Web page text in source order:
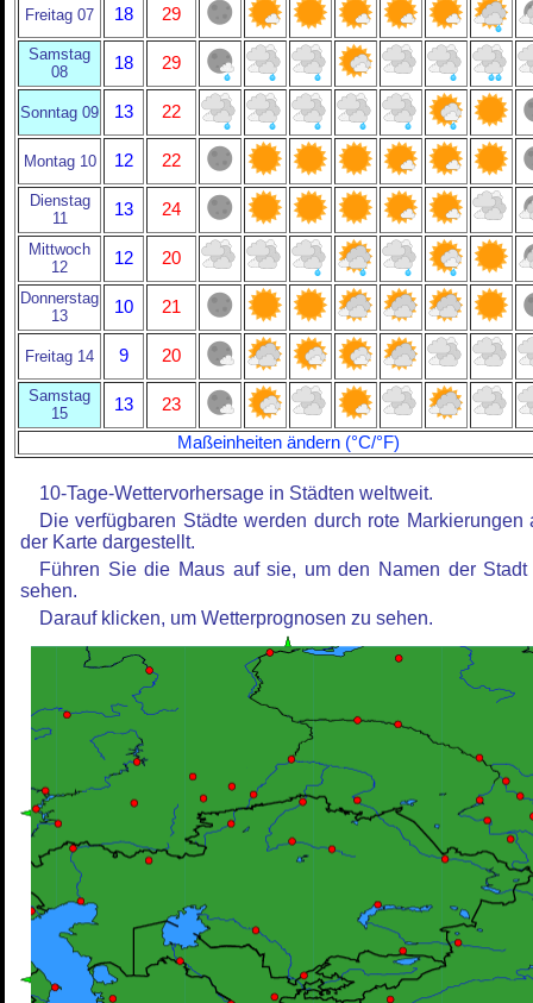
Freitag 07 18 29
Samstag
08
18 29
Sonntag 09 13 22
Montag 10 12 22
Dienstag
11
13 24
Mittwoch
12
12 20
Donnerstag
13
10 21
Freitag 14 9 20
Samstag
15
13
23
Maßeinheiten ändern (°C/°F)
10-Tage-Wettervorhersage in Städten weltweit.
Die verfügbaren Städte werden durch rote Markierungen
der Karte dargestellt.
Führen Sie die Maus auf sie, um den Namen der Stadt
sehen.
Darauf klicken, um Wetterprognosen zu sehen.